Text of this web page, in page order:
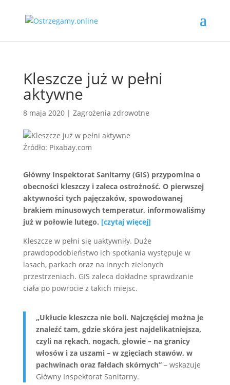
Kleszcze już w pełni
aktywne
8 maja 2020| Zagrożenia zdrowotne
Źródło: Pixabay.com
Główny Inspektorat Sanitarny (GIS) przypomina o
obecności kleszczy i zaleca ostrożność. O pierwszej
aktywności tych pajęczaków, spowodowanej
brakiem minusowych temperatur, informowaliśmy
już w połowie lutego. [czytaj więcej]
Kleszcze w pełni się uaktywniły. Duże
prawdopodobieństwo ich spotkania występuje w
lasach, parkach oraz na innych zielonych
przestrzeniach. GIS zaleca dokładne sprawdzanie
ciała po powrocie z takich miejsc.
„Ukłucie kleszcza nie boli. Najczęściej można je
znaleźć tam, gdzie skóra jest najdelikatniejsza,
czyli na rękach, nogach, głowie – na granicy
włosów i za uszami – w zgięciach stawów, w
pachwinach oraz fałdach skórnych” – wskazuje
Główny Inspektorat Sanitarny.